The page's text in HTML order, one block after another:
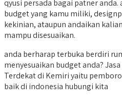
qyusi persada bagai patner
budget yang kamu miliki,
kekinian, ataupun andaikan
mampu disesuaikan.
anda berharap terbuka berdiri
menyesuaikan budget anda?
Terdekat di Kemiri yaitu
baik di indonesia hubungi kita